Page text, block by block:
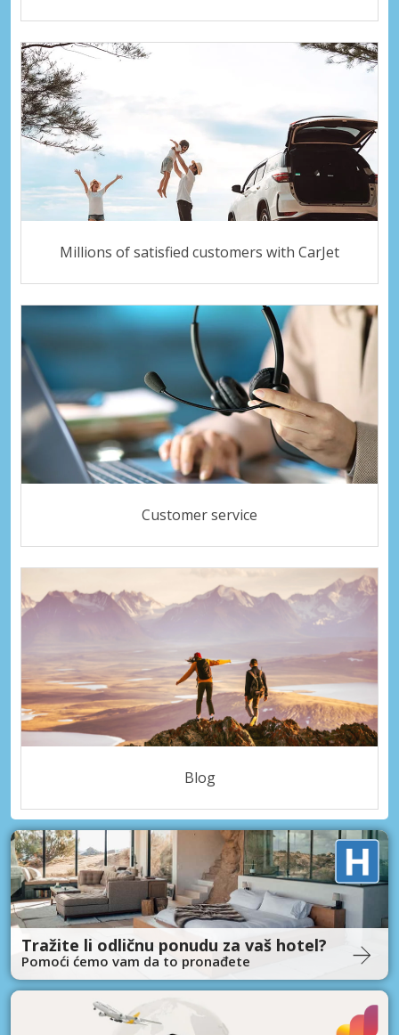
Millions of satisfied customers with CarJet
Customer service
Blog
Tražite li odličnu ponudu za vaš hotel?
Pomoći ćemo vam da to pronađete